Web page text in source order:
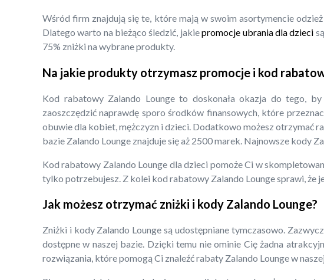
Wśród firm znajdują się te, które mają w swoim asortymencie
Dlatego warto na bieżąco śledzić, jakiepromocje ubrania dla dzieci
75% zniżki na wybrane produkty.
Na jakie produkty otrzymasz promocje i kod
Kod rabatowy Zalando Lounge to doskonała okazja do tego,
zaoszczędzić naprawdę sporo środków finansowych, które
obuwie dla kobiet, mężczyzn i dzieci. Dodatkowo możesz otrzymać
bazie Zalando Lounge znajduje się aż 2500 marek. Najnowsze kody
Kod rabatowy Zalando Lounge dla dzieci pomoże Ci w
tylko potrzebujesz. Z kolei kod rabatowy Zalando Lounge sprawi, że
Jak możesz otrzymać zniżki i kody Zalando Lounge?
Zniżki i kody Zalando Lounge są udostępniane tymczasowo.
dostępne w naszej bazie. Dzięki temu nie ominie Cię żadna
rozwiązania, które pomogą Ci znaleźć rabaty Zalando Lounge w